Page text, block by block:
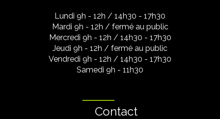
Lundi 9h - 12h / 14h30 - 17h30
Mardi 9h - 12h / fermé au public
Mercredi 9h - 12h / 14h30 - 17h30
Jeudi 9h - 12h / fermé au public
Vendredi 9h - 12h / 14h30 - 17h30
Samedi 9h - 11h30
Contact